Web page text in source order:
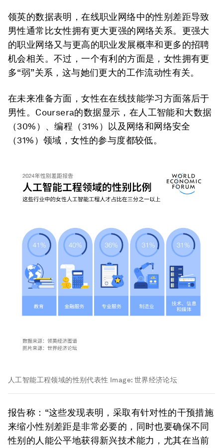
领英的数据表明，在线职业网络中的性别差距导致
男性通常比女性拥有更大更强的网络关系。更强大
的职业网络又与更高的职业发展概率和更多的招聘
机会相关。不过，一个有利的方面是，女性拥有更
多“弱”关系，这与她们更大的工作流动性有关。
在未来准备方面，女性在在线技能学习方面落后于
男性。Coursera的数据显示，在人工智能和大数据
（30%）、编程（31%）以及网络和网络安全
（31%）领域，女性的参与度都较低。
人工智能工程领域的性别代表性 Image: 世界经济论坛
报告称：“这些发现表明，采取有针对性的干预措施
来缩小性别差距是非常必要的，同时也要确保不同
性别的人能公平地获得新兴技术能力，尤其在当前